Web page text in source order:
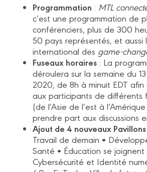
Programmation : MTL
c’est une programmation de
conférenciers, plus de 300
50 pays représentés, et aussi
international des game-
Fuseaux horaires : La
déroulera sur la semaine du
2020, de 8h à minuit EDT
aux participants de différents
(de l’Asie de l’est à
prendre part aux discussions
Ajout de 4 nouveaux
Travail de demain •
Santé • Éducation se
Cybersécurité et Identité